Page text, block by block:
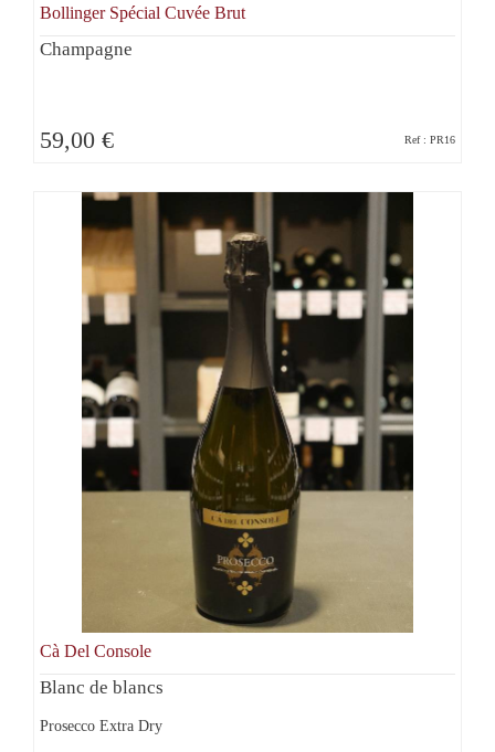
Bollinger Spécial Cuvée Brut
Champagne
59,00 € Ref : PR16
Cà Del Console
Blanc de blancs
Prosecco Extra Dry